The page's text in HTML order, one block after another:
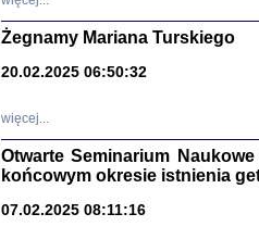
Żegnamy Mariana Turskiego
20.02.2025 06:50:32
więcej...
Otwarte Seminarium
końcowym okresie istnienia
07.02.2025 08:11:16